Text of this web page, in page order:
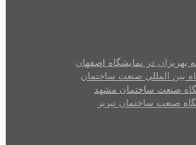
در نمایشگاه اصفهان
بین المللی صنعت ساختمان
صنعت ساختمان مشهد
صنعت ساختمان تبریز